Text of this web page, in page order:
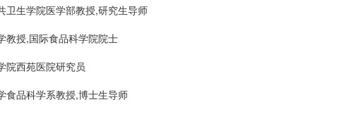
卫生学院医学部教授,研究生导师
教授,国际食品科学院院士
院西苑医院研究员
食品科学系教授,博士生导师